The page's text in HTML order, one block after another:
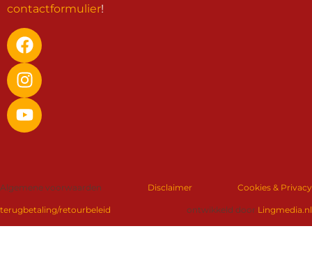
contactformulier!
Algemene voorwaarden Disclaimer Cookies & Privacy
terugbetaling/retourbeleid ontwikkeld door Lingmedia.nl